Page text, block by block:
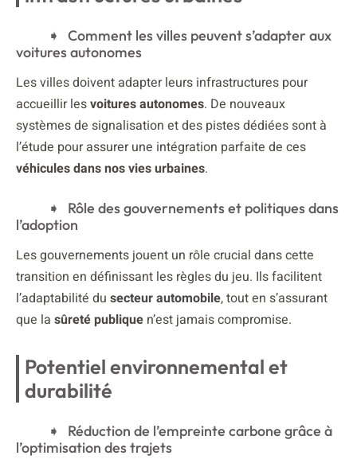
Comment les villes peuvent s’adapter aux
voitures autonomes
Les villes doivent adapter leurs infrastructures pour
accueillir lesvoitures autonomes. De nouveaux
systèmes de signalisation et des pistes dédiées sont à
l’étude pour assurer une intégration parfaite de ces
véhicules dans nos vies urbaines.
Rôle des gouvernements et politiques dans
l’adoption
Les gouvernements jouent un rôle crucial dans cette
transition en définissant les règles du jeu. Ils facilitent
l’adaptabilité du secteur automobile, tout en s’assurant
que la sûreté publique n’est jamais compromise.
Potentiel environnemental et
durabilité
Réduction de l’empreinte carbone grâce à
l’optimisation des trajets